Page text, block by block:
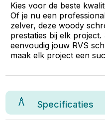
Kies voor de beste
Of je nu een
zelver, deze woody
prestaties bij elk
eenvoudig jouw RVS
maak elk project een
Specificaties